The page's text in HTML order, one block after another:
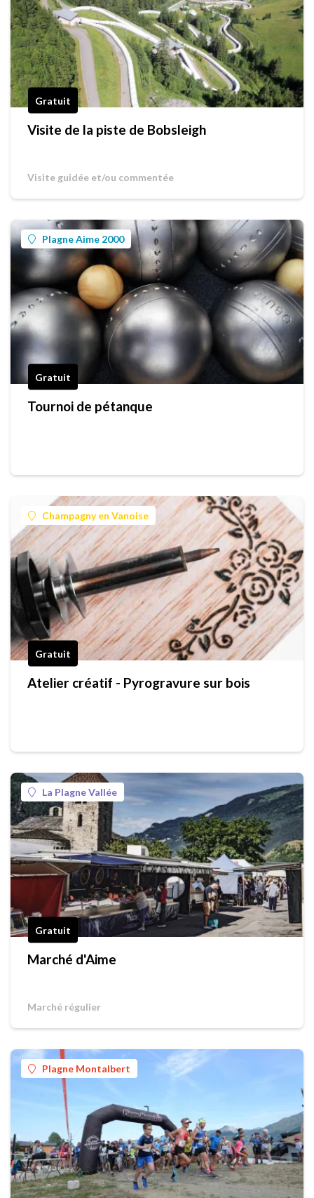
Gratuit
Visite de la piste de Bobsleigh
Visite guidée et/ou commentée
Plagne Aime 2000
Gratuit
Tournoi de pétanque
Champagny en Vanoise
Gratuit
Atelier créatif - Pyrogravure sur bois
La Plagne Vallée
Gratuit
Marché d'Aime
Marché régulier
Plagne Montalbert